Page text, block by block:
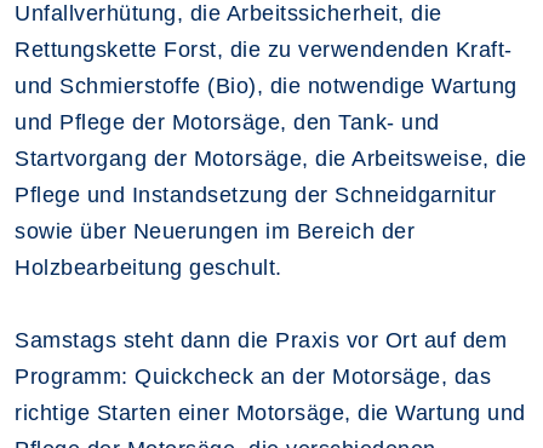
Unfallverhütung, die Arbeitssicherheit, die
Rettungskette Forst, die zu verwendenden Kraft-
und Schmierstoffe (Bio), die notwendige Wartung
und Pflege der Motorsäge, den Tank- und
Startvorgang der Motorsäge, die Arbeitsweise, die
Pflege und Instandsetzung der Schneidgarnitur
sowie über Neuerungen im Bereich der
Holzbearbeitung geschult.
Samstags steht dann die Praxis vor Ort auf dem
Programm: Quickcheck an der Motorsäge, das
richtige Starten einer Motorsäge, die Wartung und